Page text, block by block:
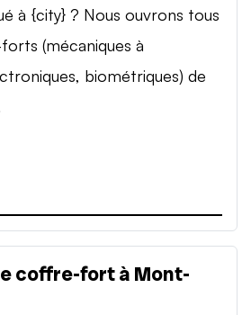
à {city} ? Nous ouvrons tous
(mécaniques à
biométriques) de
coffre-fort à Mont-